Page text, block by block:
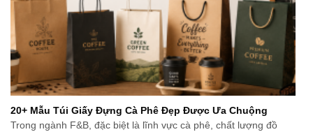
20+ Mẫu Túi Giấy Đựng Cà Phê Đẹp Được Ưa Chuộng
Trong ngành F&B, đặc biệt là lĩnh vực cà phê, chất lượng đồ